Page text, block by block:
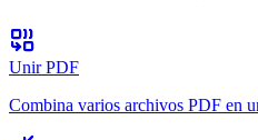
Unir PDF
Combina varios archivos PDF en